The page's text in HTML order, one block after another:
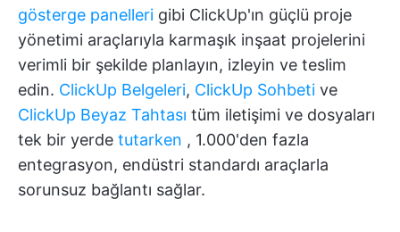
gösterge panelleri gibi ClickUp'ın güçlü proje
yönetimi araçlarıyla karmaşık inşaat projelerini
verimli bir şekilde planlayın, izleyin ve teslim
edin. ClickUp Belgeleri, ClickUp Sohbeti ve
ClickUp Beyaz Tahtası tüm iletişimi ve dosyaları
tek bir yerde tutarken , 1.000'den fazla
entegrasyon, endüstri standardı araçlarla
sorunsuz bağlantı sağlar.